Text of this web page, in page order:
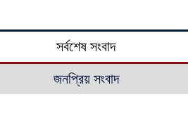
সর্বশেষ সংবাদ
জনপ্রিয় সংবাদ